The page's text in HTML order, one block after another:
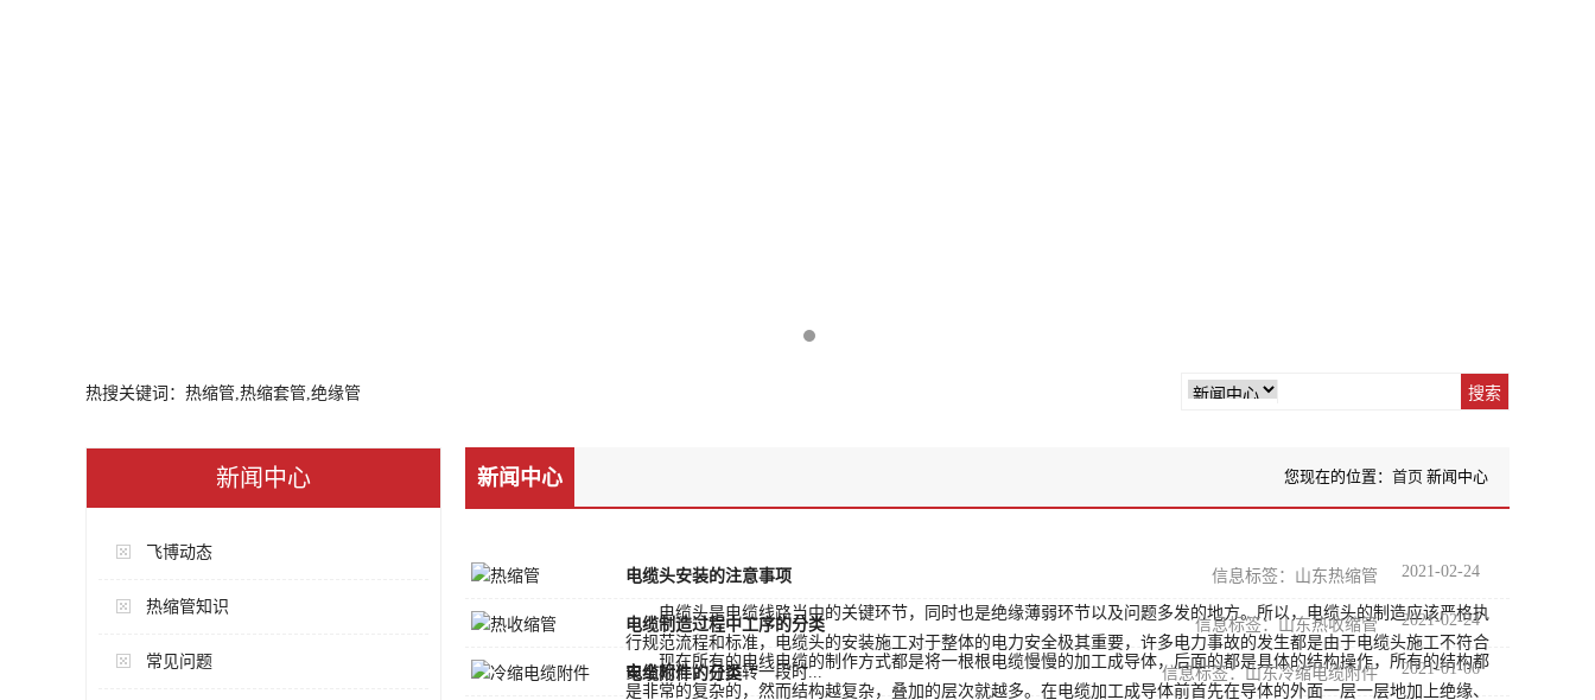
热搜关键词：热缩管,热缩套管,绝缘管
新闻中心
飞博动态
热缩管知识
常见问题
新闻中心 您现在的位置： 首页 新闻中心
电缆头安装的注意事项 2021-02-24
信息标签：山东热缩管
电缆头是电缆线路当中的关键环节，同时也是绝缘薄弱环节以及问题多发的地方。所以，电缆头的制造应该严格执
行规范流程和标准，电缆头的安装施工对于整体的电力安全极其重要，许多电力事故的发生都是由于电缆头施工不符合
安全标准，在运转一段时...
电缆制造过程中工序的分类 2021-02-24
信息标签：山东热收缩管
现在所有的电线电缆的制作方式都是将一根根电缆慢慢的加工成导体，后面的都是具体的结构操作，所有的结构都
是非常的复杂的，然而结构越复杂，叠加的层次就越多。在电缆加工成导体前首先在导体的外面一层一层地加上绝缘、
电缆附件的分类 2021-01-06
信息标签：山东冷缩电缆附件